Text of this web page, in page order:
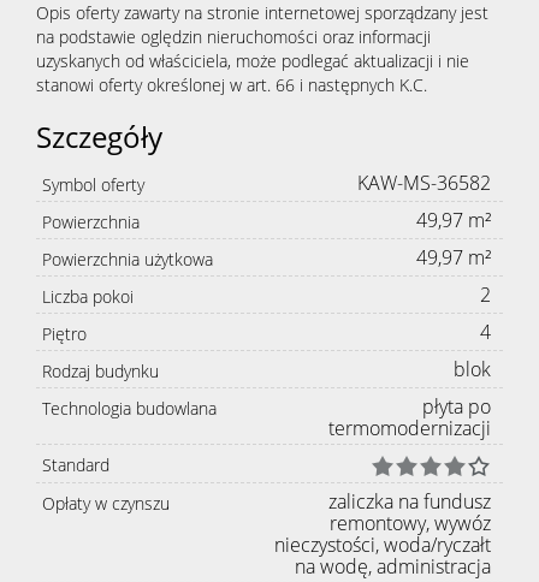
Opis oferty zawarty na stronie internetowej sporządzany jest
na podstawie oględzin nieruchomości oraz informacji
uzyskanych od właściciela, może podlegać aktualizacji i nie
stanowi oferty określonej w art. 66 i następnych K.C.
Szczegóły
Symbol oferty KAW-MS-36582
Powierzchnia 49,97 m²
Powierzchnia użytkowa 49,97 m²
Liczba pokoi 2
Piętro 4
Rodzaj budynku blok
Technologia budowlana
płyta po
termomodernizacji
Standard
Opłaty w czynszu
zaliczka na fundusz
remontowy, wywóz
nieczystości, woda/ryczałt
na wodę, administracja